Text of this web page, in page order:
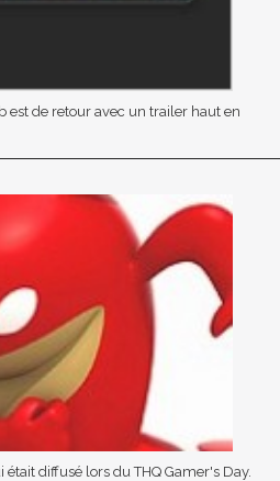
est de retour avec un trailer haut en
diffusé lors du THQ Gamer's Day.